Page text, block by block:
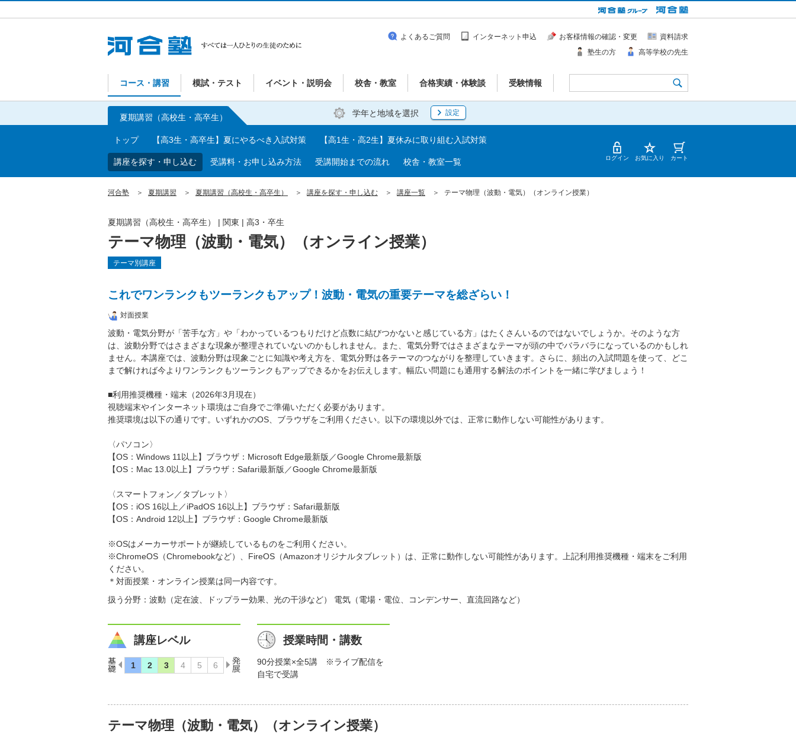
コース・講習 模試・テスト イベント・説明会 校舎・教室 合格実績・体験談 受験情報
よくあるご質問 インターネット申込 お客様情報の確認・変更
資料請求
塾生の方
高等学校の先生
学年と地域を選択 設定
夏期講習（高校生・高卒生）
トップ 【高3生・高卒生】夏にやるべき入試対策 【高1生・高2生】夏休みに取り組む入試対策
講座を探す・申し込む 受講料・お申し込み方法 受講開始までの流れ 校舎・教室一覧 ログイン お気に入り カート
河合塾 夏期講習 夏期講習（高校生・高卒生） 講座を探す・申し込む 講座一覧 テーマ物理（波動・電気）（オンライン授業）
テーマ物理（波動・電気）（オンライン授業）
夏期講習（高校生・高卒生） | 関東 | 高3・卒生
テーマ別講座
これでワンランクもツーランクもアップ！波動・電気の重要テーマを総ざらい！
対面授業
波動・電気分野が「苦手な方」や「わかっているつもりだけど点数に結びつかないと感じている方」はたくさんいるのではないでしょうか。そのような方
は、波動分野ではさまざまな現象が整理されていないのかもしれません。また、電気分野ではさまざまなテーマが頭の中でバラバラになっているのかもしれ
ません。本講座では、波動分野は現象ごとに知識や考え方を、電気分野は各テーマのつながりを整理していきます。さらに、頻出の入試問題を使って、どこ
まで解ければ今よりワンランクもツーランクもアップできるかをお伝えします。幅広い問題にも通用する解法のポイントを一緒に学びましょう！
■利用推奨機種・端末（2026年3月現在）
視聴端末やインターネット環境はご自身でご準備いただく必要があります。
推奨環境は以下の通りです。いずれかのOS、ブラウザをご利用ください。以下の環境以外では、正常に動作しない可能性があります。
〈パソコン〉
【OS：Windows 11以上】ブラウザ：Microsoft Edge最新版／Google Chrome最新版
【OS：Mac 13.0以上】ブラウザ：Safari最新版／Google Chrome最新版
〈スマートフォン／タブレット〉
【OS：iOS 16以上／iPadOS 16以上】ブラウザ：Safari最新版
【OS：Android 12以上】ブラウザ：Google Chrome最新版
※OSはメーカーサポートが継続しているものをご利用ください。
※ChromeOS（Chromebookなど）、FireOS（Amazonオリジナルタブレット）は、正常に動作しない可能性があります。上記利用推奨機種・端末をご利用
ください。
＊対面授業・オンライン授業は同一内容です。
扱う分野：波動（定在波、ドップラー効果、光の干渉など） 電気（電場・電位、コンデンサー、直流回路など）
講座レベル 授業時間・講数
90分授業×全5講 ※ライブ配信を
自宅で受講
テーマ物理（波動・電気）（オンライン授業）